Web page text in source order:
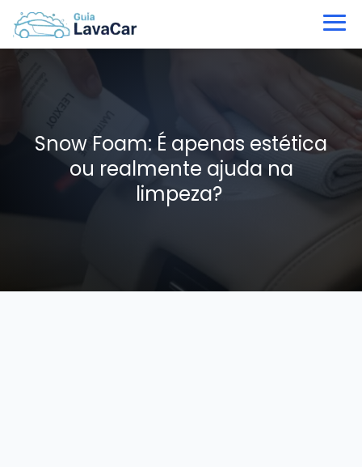
Snow Foam: É apenas estética
ou realmente ajuda na
limpeza?